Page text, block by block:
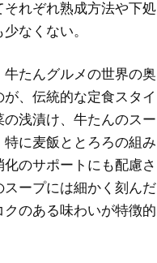
れぞれ熟成方法や下処
なくない。
たんグルメの世界の奥
、伝統的な定食スタイ
浅漬け、牛たんのスー
に麦飯ととろろの組み
のサポートにも配慮さ
ープには細かく刻んだ
のある味わいが特徴的